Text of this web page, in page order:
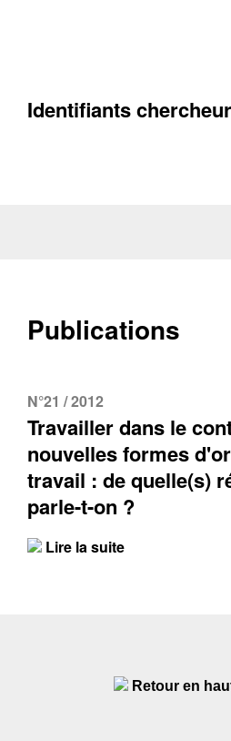
Identifiants chercheur
Publications
N°21 / 2012
Travailler dans le
nouvelles formes
travail : de quelle(s)
parle-t-on ?
Lire la suite
Retour en